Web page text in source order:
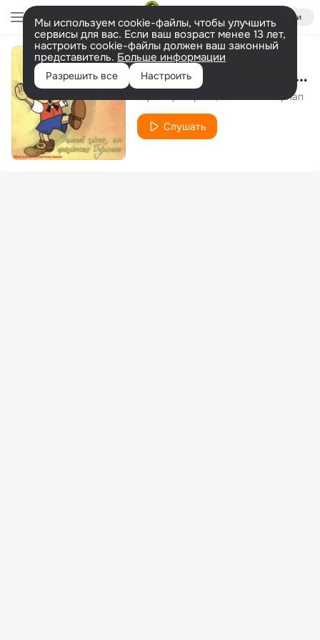
Войти
Мы используем cookie-файлы, чтобы улучшить
сервисы для вас. Если ваш возраст менее 13 лет,
настроить cookie-файлы должен ваш законный
представитель. Больше информации
Разрешить все Настроить Золотой ключик, или приключения буратино, Pt. 11
Светлана Харлап
Слушать